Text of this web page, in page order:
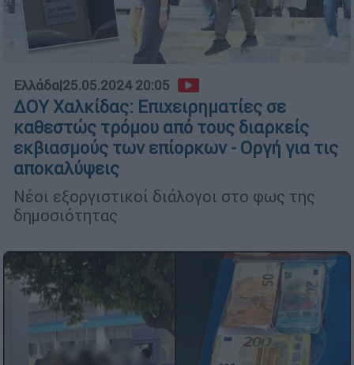
Ελλάδα|25.05.2024 20:05
ΔΟΥ Χαλκίδας: Επιχειρηματίες σε
καθεστώς τρόμου από τους διαρκείς
εκβιασμούς των επίορκων - Οργή για τις
αποκαλύψεις
Νέοι εξοργιστικοί διάλογοι στο φως της
δημοσιότητας